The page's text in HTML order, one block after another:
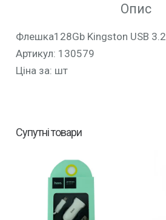
Опис
Флешка128Gb Kingston USB 3.2
Артикул: 130579
Ціна за: шт
Супутні товари